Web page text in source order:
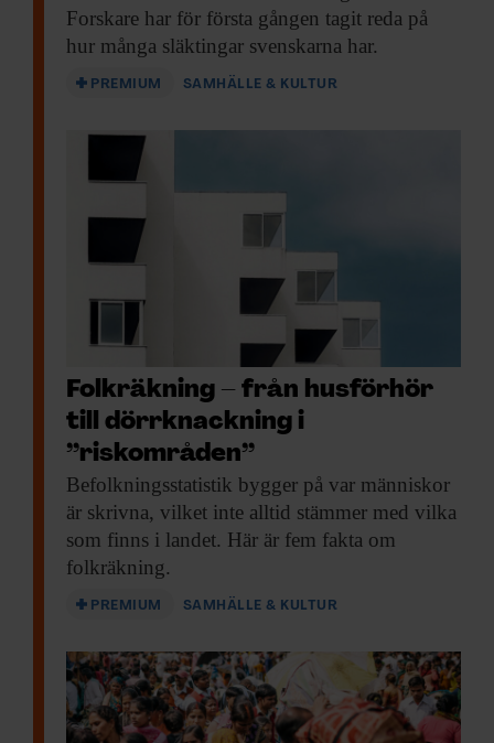
Forskare har för första gången tagit reda på
hur många släktingar svenskarna har.
PREMIUM SAMHÄLLE & KULTUR
Folkräkning – från husförhör
till dörrknackning i
”riskområden”
Befolknings­statistik bygger på var människor
är skrivna, vilket inte alltid stämmer med vilka
som finns i landet. Här är fem fakta om
folkräkning.
PREMIUM SAMHÄLLE & KULTUR